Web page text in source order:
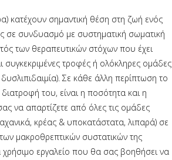
κατέχουν σημαντική θέση στη ζωή ενός
σε συνδυασμό με συστηματική σωματική
των θεραπευτικών στόχων που έχει
τροφές ή ολόκληρες ομάδες
Σε κάθε άλλη περίπτωση το
του, είναι η ποσότητα και η
να απαρτίζετε από όλες τις ομάδες
κρέας & υποκατάστατα, λιπαρά) σε
μακροθρεπτικών συστατικών της
χρήσιμο εργαλείο που θα σας βοηθήσει να